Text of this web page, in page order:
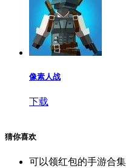
像素人战
下载
猜你喜欢
可以领红包的手游合集